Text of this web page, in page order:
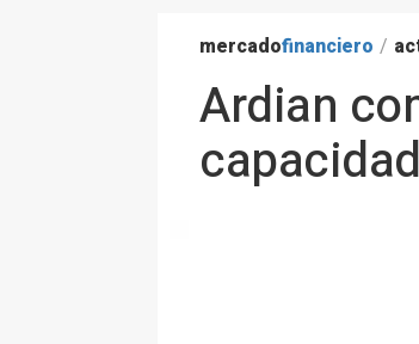
mercadofinanciero /
Ardian